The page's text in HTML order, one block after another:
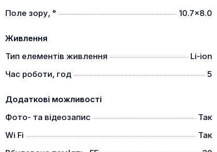
Поле зору, °
10.7x8.0
Живлення
Тип елементів живлення
Li-ion
Час роботи, год
5
Додаткові можливості
Фото- та відеозапис
Так
Wi Fi
Так